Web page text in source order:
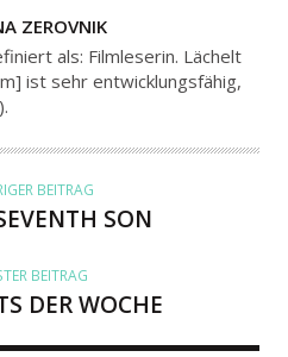
ZEROVNIK
als: Filmleserin. Lächelt
ist sehr entwicklungsfähig,
BEITRAG
SON
BEITRAG
DER WOCHE